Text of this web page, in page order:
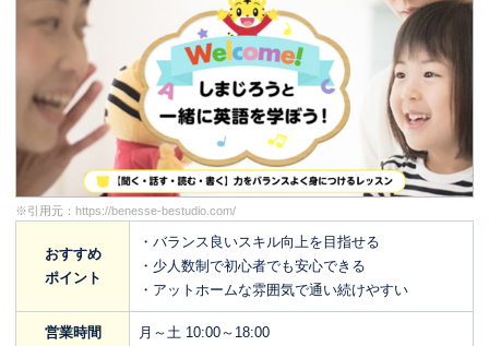
※引用元： https://benesse-bestudio.com/
おすすめ
ポイント
・バランス良いスキル向上を目指せる
・少人数制で初心者でも安心できる
・アットホームな雰囲気で通い続けやすい
営業時間
月～土 10:00～18:00